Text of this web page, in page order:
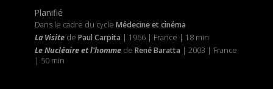
Planifié
Dans le cadre du cycle Médecine et cinéma
La Visitede Paul Carpita | 1966 | France | 18 min
Le Nucléaire et l'homme de René Baratta | 2003 | France
| 50 min